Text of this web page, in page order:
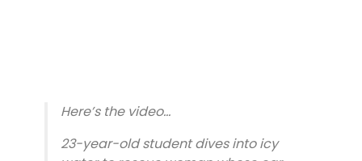
Here’s the video…
23-year-old student dives into icy